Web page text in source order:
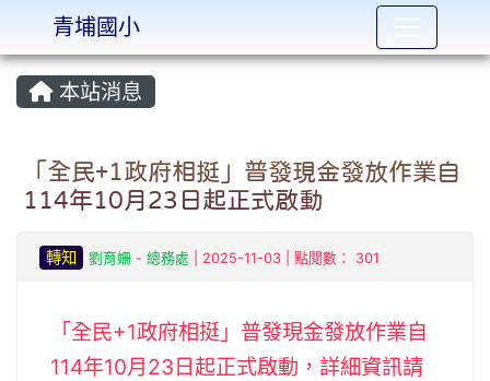
:::
本站消息
「全民+1政府相挺」普發現金發放作業自
114年10月23日起正式啟動
轉知 劉育姍- 總務處 | 2025-11-03 | 點閱數： 301
「全民+1政府相挺」普發現金發放作業自
114年10月23日起正式啟動，詳細資訊請
青埔國小